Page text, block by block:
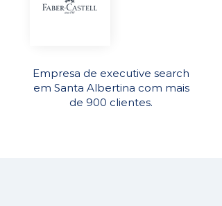
Empresa de executive search
em Santa Albertina com mais
de 900 clientes.